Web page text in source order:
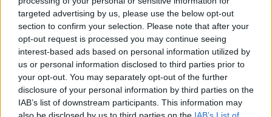
targeted advertising by us, please use the below opt-out
section to confirm your selection. Please note that after your
opt-out request is processed you may continue seeing
interest-based ads based on personal information utilized by
us or personal information disclosed to third parties prior to
your opt-out. You may separately opt-out of the further
disclosure of your personal information by third parties on the
IAB’s list of downstream participants. This information may
aumentam a sensação de sobrecarga, enquanto o stress
prolongado pode elevar os níveis de cortisol e
prejudicar o desempenho cognitivo.
Fabiano de Abreu Agrela Rodrigues ressalta que não há
evidências de que o ambiente digital provoque mudanças
genéticas na espécie humana. A adaptação observada,
afirma, ocorre por meio da neuroplasticidade, processo
“Millennium Estoril Open 2026”
regressou ao circuito ATP com
vitória do francês Luca Van Assche
Publicado 1 dia atrás on 07/08/2026
Ígor Lopes